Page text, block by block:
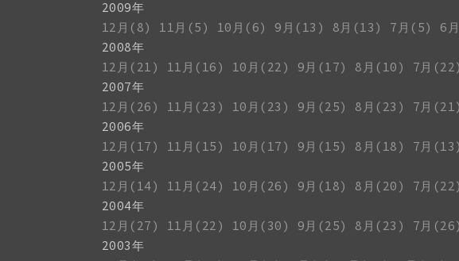
2009年
12月(8)
11月(5) 10月(6) 9月(13) 8月(13) 7月(5) 6
2008年
12月(21)
11月(16) 10月(22) 9月(17) 8月(10) 7月(22)
2007年
12月(26)
11月(23) 10月(23) 9月(25) 8月(23) 7月(21)
2006年
12月(17)
11月(15) 10月(17) 9月(15) 8月(18) 7月(13)
2005年
12月(14)
11月(24) 10月(26) 9月(18) 8月(20) 7月(22)
2004年
12月(27)
11月(22) 10月(30) 9月(25) 8月(23) 7月(26)
2003年